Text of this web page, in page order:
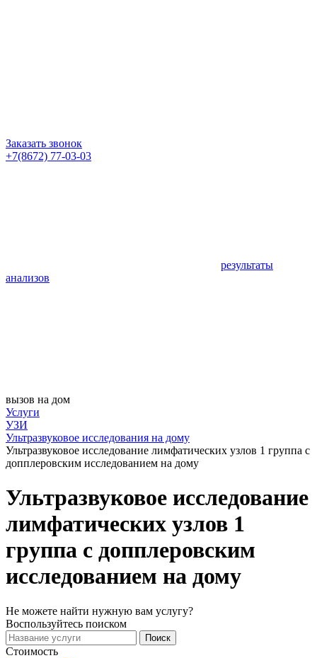
Заказать звонок
+7(8672) 77-03-03
результаты
анализов
вызов на дом
Услуги
УЗИ
Ультразвуковое исследования на дому
Ультразвуковое исследование лимфатических узлов 1 группа с
допплеровским исследованием на дому
Ультразвуковое исследование
лимфатических узлов 1
группа с допплеровским
исследованием на дому
Не можете найти нужную вам услугу?
Воспользуйтесь поиском
Поиск
Стоимость